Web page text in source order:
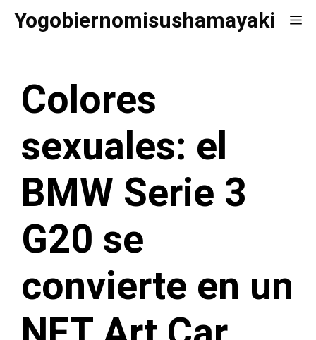
SaltarYogobiernomisushamayaki
Colores
sexuales: el
BMW Serie 3
G20 se
convierte en un